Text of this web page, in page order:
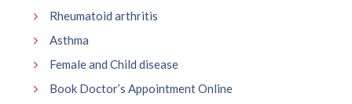
Rheumatoid arthritis
Asthma
Female and Child disease
Book Doctor’s Appointment Online